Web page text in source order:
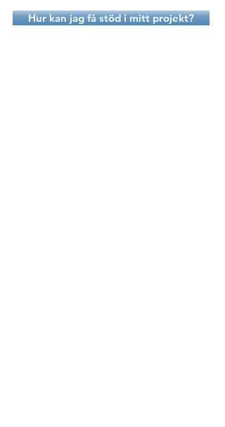
Hur kan jag få stöd i mitt projekt?